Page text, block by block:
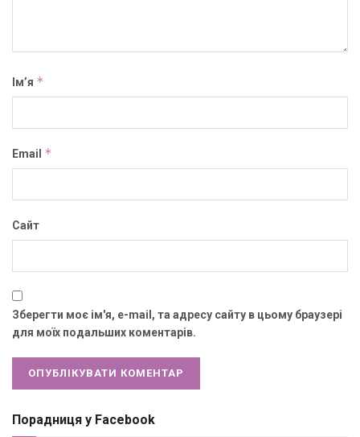
Ім’я *
Email *
Сайт
Зберегти моє ім'я, e-mail, та адресу сайту в цьому браузері
для моїх подальших коментарів.
Порадниця у Facebook